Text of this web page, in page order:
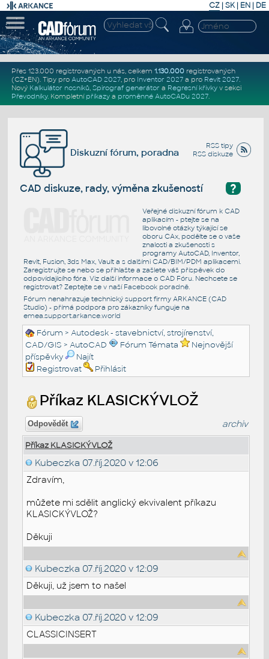
CZ | SK| EN | DE
Přes 123.000 registrovaných u nás, celkem 1.130.000registrovaných
(CZ+EN). Tipy pro AutoCAD 2027, pro Inventor 2027a pro Revit 2027.
Nový Kalkulátor nosníků, Spirograf generátor a Regresní křivkyv sekci
Převodníky. Kompletní příkazya proměnné AutoCADu 2027.
RSS tipy
RSS diskuze
Diskuzní fórum, poradna
?
CAD diskuze, rady, výměna zkušeností
Veřejné diskuzní fórum k CAD
aplikacím - ptejte se na
libovolné otázky týkající se
oboru CAx, podělte se o vaše
znalosti a zkušenosti s
programy AutoCAD, Inventor,
Revit, Fusion, 3ds Max, Vault a s dalšími CAD/BIM/PDM aplikacemi.
Zaregistrujte se nebo se přihlašte a zašlete váš příspěvek do
odpovídajícího fóra. Viz další informace o CAD Fóru. Nechcete se
registrovat? Zeptejte se v naší Facebook poradně.
Fórum nenahrazuje technický support firmy ARKANCE (CAD
Studio) - přímá podpora pro zákazníky funguje na
emea.support.arkance.world
Fórum >Autodesk - stavebnictví, strojírenství,
CAD/GIS >AutoCAD Fórum Témata
Nejnovější
příspěvky
Najít
Registrovat
Přihlásit
Příkaz KLASICKÝVLOŽ
Odpovědět archiv
Příkaz KLASICKÝVLOŽ
Kubeczka 07.říj.2020 v 12:06
Zdravím,
můžete mi sdělit anglický ekvivalent příkazu
KLASICKÝVLOŽ?
Děkuji
Kubeczka 07.říj.2020 v 12:09
Děkuji, už jsem to našel
Kubeczka 07.říj.2020 v 12:09
CLASSICINSERT